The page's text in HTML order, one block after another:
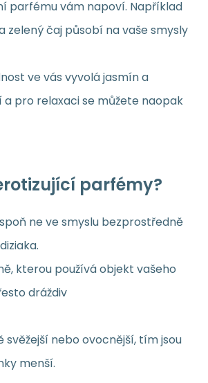
parfému vám napoví. Například
zelený čaj působí na vaše smysly
ve vás vyvolá jasmín a
pro relaxaci se můžete naopak
parfémy?
ne ve smyslu bezprostředně
kterou používá objekt vašeho
dráždiv
svěžejší nebo ovocnější, tím jsou
menší.